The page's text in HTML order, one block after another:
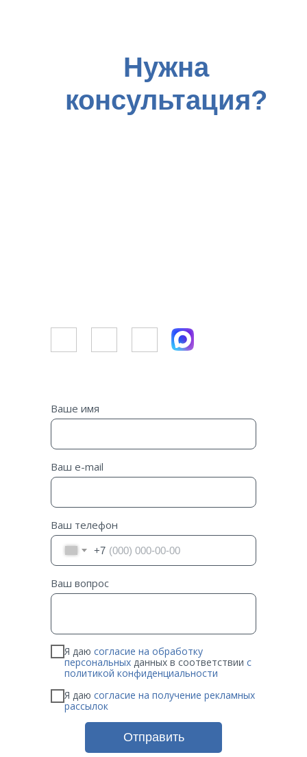
Нужна
консультация?
Ваше имя
Ваш e-mail
Ваш телефон
+7
Ваш вопрос
Я даю согласие на обработку
персональных данных в соответствии с
политикой конфиденциальности
Я даю согласие на получение рекламных
рассылок
Отправить
advokat.ru